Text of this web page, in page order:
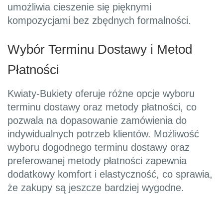
umożliwia cieszenie się pięknymi
kompozycjami bez zbędnych formalności.
Wybór Terminu Dostawy i Metod
Płatności
Kwiaty-Bukiety oferuje różne opcje wyboru
terminu dostawy oraz metody płatności, co
pozwala na dopasowanie zamówienia do
indywidualnych potrzeb klientów. Możliwość
wyboru dogodnego terminu dostawy oraz
preferowanej metody płatności zapewnia
dodatkowy komfort i elastyczność, co sprawia,
że zakupy są jeszcze bardziej wygodne.